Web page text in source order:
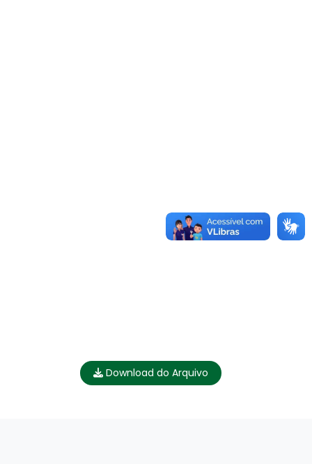
Download do Arquivo